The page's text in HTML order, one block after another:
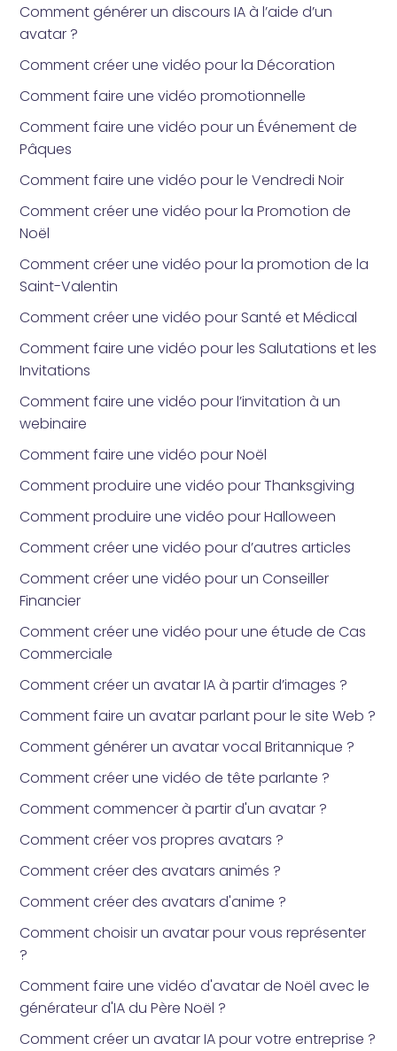
Comment générer un discours IA à l’aide d’un
avatar ?
Comment créer une vidéo pour la Décoration
Comment faire une vidéo promotionnelle
Comment faire une vidéo pour un Événement de
Pâques
Comment faire une vidéo pour le Vendredi Noir
Comment créer une vidéo pour la Promotion de
Noël
Comment créer une vidéo pour la promotion de la
Saint-Valentin
Comment créer une vidéo pour Santé et Médical
Comment faire une vidéo pour les Salutations et les
Invitations
Comment faire une vidéo pour l’invitation à un
webinaire
Comment faire une vidéo pour Noël
Comment produire une vidéo pour Thanksgiving
Comment produire une vidéo pour Halloween
Comment créer une vidéo pour d’autres articles
Comment créer une vidéo pour un Conseiller
Financier
Comment créer une vidéo pour une étude de Cas
Commerciale
Comment créer un avatar IA à partir d’images ?
Comment faire un avatar parlant pour le site Web ?
Comment générer un avatar vocal Britannique ?
Comment créer une vidéo de tête parlante ?
Comment commencer à partir d'un avatar ?
Comment créer vos propres avatars ?
Comment créer des avatars animés ?
Comment créer des avatars d'anime ?
Comment choisir un avatar pour vous représenter
?
Comment faire une vidéo d'avatar de Noël avec le
générateur d'IA du Père Noël ?
Comment créer un avatar IA pour votre entreprise ?